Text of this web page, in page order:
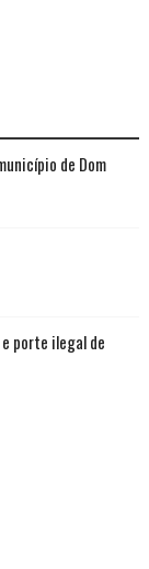
de Dom
porte ilegal de